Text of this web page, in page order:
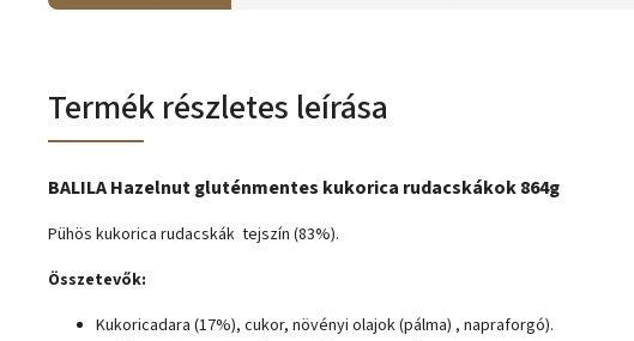
Termék részletes leírása
BALILA Hazelnut gluténmentes kukorica rudacskákok 864g
Pühös kukorica rudacskák tejszín (83%).
Összetevők:
Kukoricadara (17%), cukor, növényi olajok (pálma) , napraforgó).